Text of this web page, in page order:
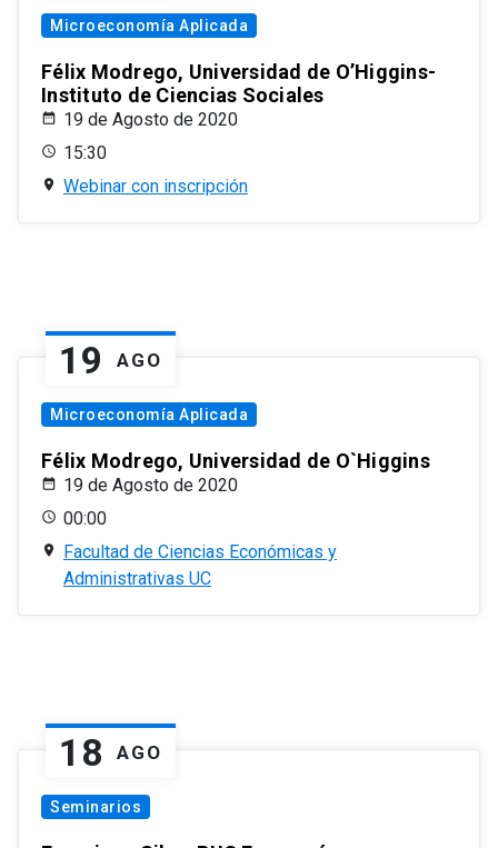
Microeconomía Aplicada
Félix Modrego, Universidad de O’Higgins-
Instituto de Ciencias Sociales
19 de Agosto de 2020
15:30
Webinar con inscripción
19 AGO
Microeconomía Aplicada
Félix Modrego, Universidad de O`Higgins
19 de Agosto de 2020
00:00
Facultad de Ciencias Económicas y
Administrativas UC
18 AGO
Seminarios